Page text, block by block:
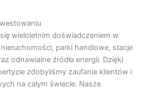
wieloletnim doświadczeniem w
parki handlowe, stacje
odnawialne źródła energii. Dzięki
zdobyliśmy zaufanie klientów i
na całym świecie. Nasze